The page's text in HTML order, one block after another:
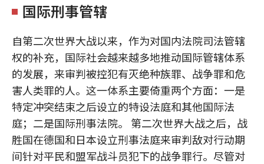
国际刑事管辖
自第二次世界大战以来，作为对国内法院司法管辖
权的补充，国际社会越来越多地推动国际管辖体系
的发展，来审判被控犯有灭绝种族罪、战争罪和危
害人类罪的人。这一体系主要倚重两个方面：一是
特定冲突结束之后设立的特设法庭和其他国际法
庭；二是国际刑事法院。 第二次世界大战之后，战
胜国在德国和日本设立刑事法庭来审判敌对行动期
间针对平民和盟军战斗员犯下的战争罪行。尽管对